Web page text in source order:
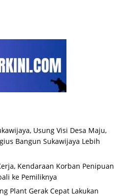
Usung Visi Desa Maju,
Bangun Sukawijaya Lebih
Kendaraan Korban Penipuan
ke Pemiliknya
Plant Gerak Cepat Lakukan